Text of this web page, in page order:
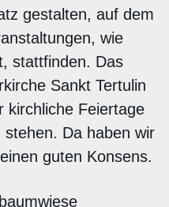
gestalten, auf dem
wie
stattfinden. Das
Sankt Tertulin
kirchliche Feiertage
Da haben wir
guten Konsens.